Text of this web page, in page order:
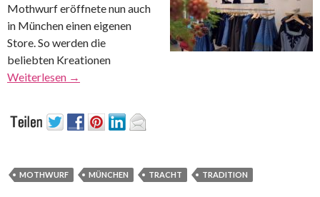
Mothwurf eröffnete nun auch
in München einen eigenen
Store. So werden die
beliebten Kreationen
Weiterlesen →
MOTHWURF MÜNCHEN TRACHT TRADITION